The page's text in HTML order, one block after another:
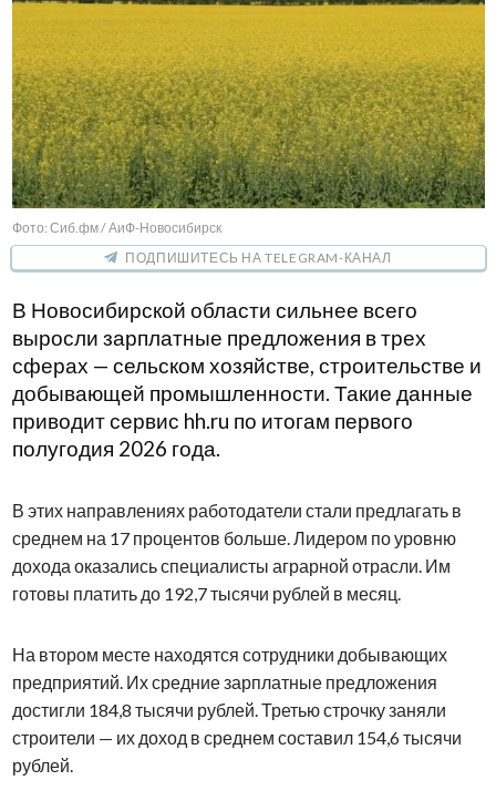
Фото: Сиб.фм / АиФ-Новосибирск
ПОДПИШИТЕСЬ НА TELEGRAM-КАНАЛ
В Новосибирской области сильнее всего
выросли зарплатные предложения в трех
сферах — сельском хозяйстве, строительстве и
добывающей промышленности. Такие данные
приводит сервис hh.ru по итогам первого
полугодия 2026 года.
В этих направлениях работодатели стали предлагать в
среднем на 17 процентов больше. Лидером по уровню
дохода оказались специалисты аграрной отрасли. Им
готовы платить до 192,7 тысячи рублей в месяц.
На втором месте находятся сотрудники добывающих
предприятий. Их средние зарплатные предложения
достигли 184,8 тысячи рублей. Третью строчку заняли
строители — их доход в среднем составил 154,6 тысячи
рублей.